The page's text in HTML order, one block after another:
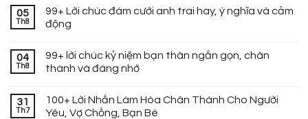
05
Th8
99+ Lời chúc đám cưới anh trai hay, ý nghĩa và cảm
động
04
Th8
99+ lời chúc kỷ niệm bạn thân ngắn gọn, chân
thành và đáng nhớ
31
Th7
100+ Lời Nhắn Làm Hòa Chân Thành Cho Người
Yêu, Vợ Chồng, Bạn Bè